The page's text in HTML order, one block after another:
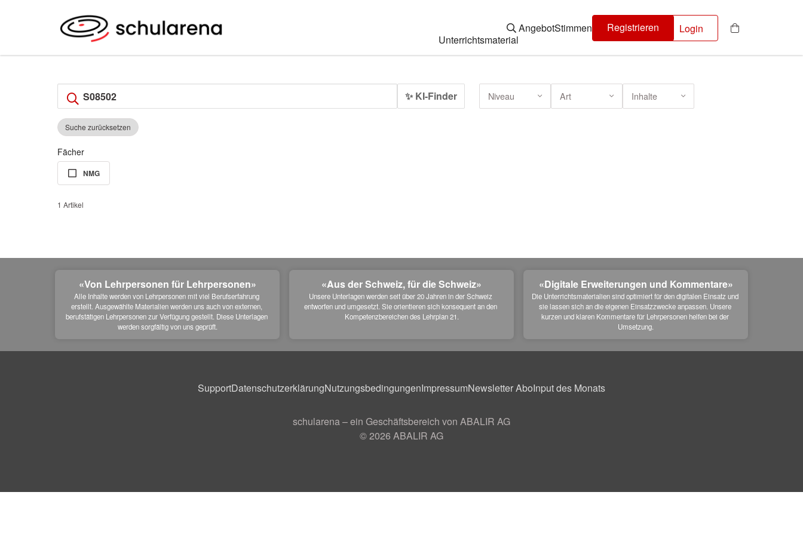
Unterrichtsmaterial
AngebotStimmen Registrieren Login
✨ KI-Finder Niveau Art Inhalte
Suche zurücksetzen
Fächer
NMG
1 Artikel
«Von Lehrpersonen für Lehrpersonen»
Alle Inhalte werden von Lehrpersonen mit viel Berufserfahrung
erstellt. Ausgewählte Materialien werden uns auch von externen,
berufstätigen Lehrpersonen zur Verfügung gestellt. Diese Unterlagen
werden sorgfältig von uns geprüft.
«Aus der Schweiz, für die Schweiz»
Unsere Unterlagen werden seit über 20 Jahren in der Schweiz
entworfen und umgesetzt. Sie orientieren sich konsequent an den
Kompetenzbereichen des Lehrplan 21.
«Digitale Erweiterungen und Kommentare»
Die Unterrichtsmaterialien sind optimiert für den digitalen Einsatz und
sie lassen sich an die eigenen Einsatzzwecke anpassen. Unsere
kurzen und klaren Kommentare für Lehrpersonen helfen bei der
Umsetzung.
SupportDatenschutzerklärungNutzungsbedingungenImpressumNewsletter AboInput des Monats
schularena – ein Geschäftsbereich von ABALIR AG
© 2026 ABALIR AG